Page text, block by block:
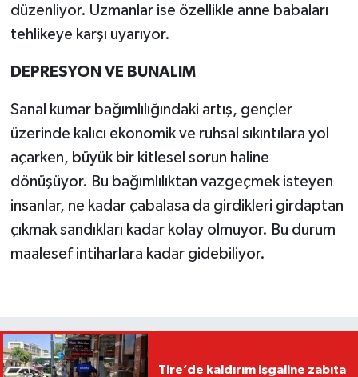
düzenliyor. Uzmanlar ise özellikle anne babaları
tehlikeye karşı uyarıyor.
DEPRESYON VE BUNALIM
Sanal kumar bağımlılığındaki artış, gençler
üzerinde kalıcı ekonomik ve ruhsal sıkıntılara yol
açarken, büyük bir kitlesel sorun haline
dönüşüyor. Bu bağımlılıktan vazgeçmek isteyen
insanlar, ne kadar çabalasa da girdikleri girdaptan
çıkmak sandıkları kadar kolay olmuyor. Bu durum
maalesef intiharlara kadar gidebiliyor.
Tire’de kaldırım işgaline zabıta